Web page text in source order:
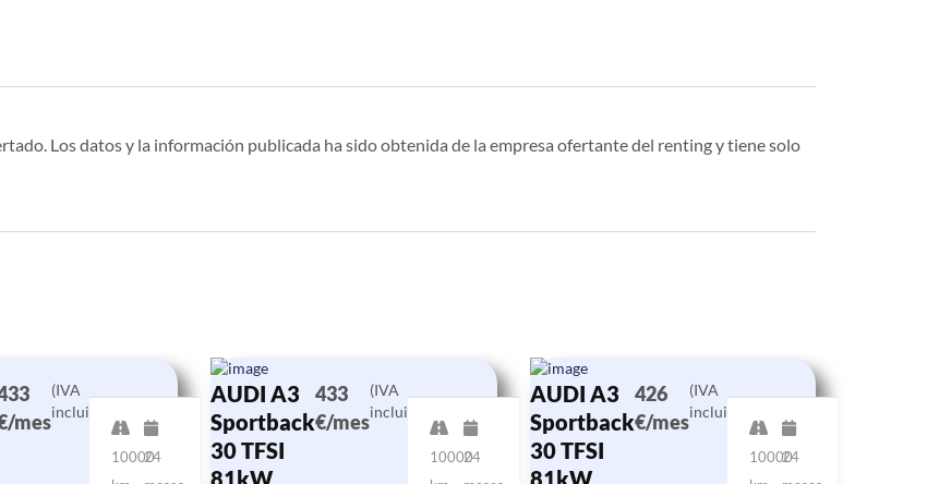
Los datos y la información publicada ha sido obtenida de la empresa ofertante del renting y tiene solo
mes
(IVA
incluido)
1000024
AUDI A3
Sportback
30 TFSI
433
€/mes
(IVA
incluido)
1000024
AUDI A3
Sportback
30 TFSI
426
€/mes
(IVA
incluido)
1000024